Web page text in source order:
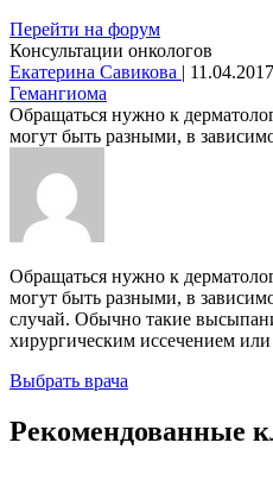
Перейти на форум
Консультации онкологов
Екатерина Савикова | 11.04.2017
Гемангиома
Обращаться нужно к
могут быть разными, в
Обращаться нужно к
могут быть разными, в
случай. Обычно такие
хирургическим иссечением
Выбрать врача
Рекомендованные